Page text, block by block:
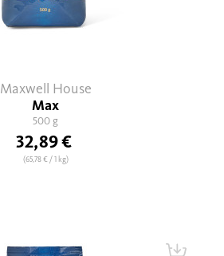
Maxwell House
Max
500 g
32,89 €
(65,78 €/ 1 kg)